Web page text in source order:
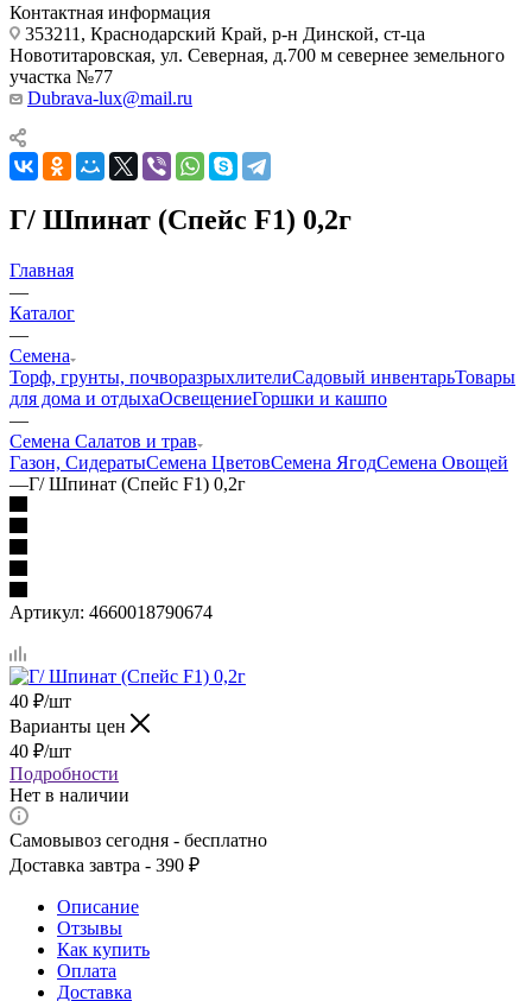
Контактная информация
353211, Краснодарский Край, р-н Динской, ст-ца
Новотитаровская, ул. Северная, д.700 м севернее земельного
участка №77
Dubrava-lux@mail.ru
Г/ Шпинат (Спейс F1) 0,2г
Главная
—
Каталог
—
Семена
Торф, грунты, почворазрыхлителиСадовый инвентарьТовары
для дома и отдыхаОсвещениеГоршки и кашпо
—
Семена Салатов и трав
Газон, СидератыСемена ЦветовСемена ЯгодСемена Овощей
—Г/ Шпинат (Спейс F1) 0,2г
Артикул: 4660018790674
40 ₽/шт
Варианты цен
40 ₽/шт
Подробности
Нет в наличии
Самовывоз сегодня - бесплатно
Доставка завтра - 390 ₽
Описание
Отзывы
Как купить
Оплата
Доставка